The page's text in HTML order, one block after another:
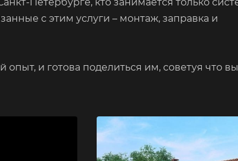
с этим услуги – монтаж, заправка и
и готова поделиться им, советуя что